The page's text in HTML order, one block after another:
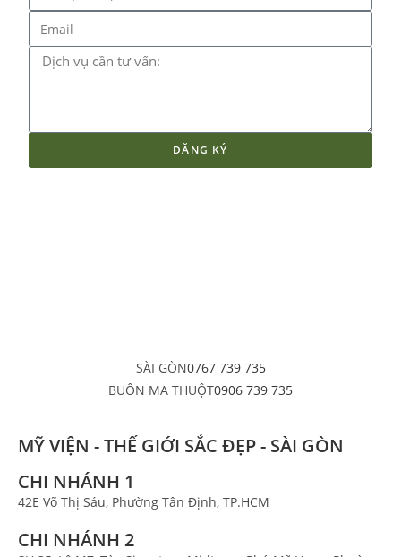
ĐĂNG KÝ
SÀI GÒN0767 739 735
BUÔN MA THUỘT0906 739 735
MỸ VIỆN - THẾ GIỚI SẮC ĐẸP - SÀI GÒN
CHI NHÁNH 1
42E Võ Thị Sáu, Phường Tân Định, TP.HCM
CHI NHÁNH 2